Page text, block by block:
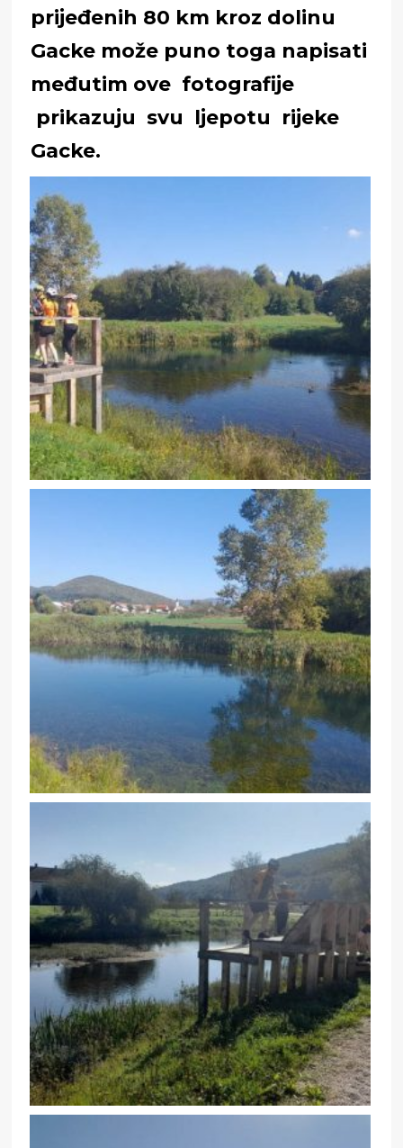
prijeđenih 80 km kroz dolinu
Gacke može puno toga napisati
međutim ove fotografije
prikazuju svu ljepotu rijeke
Gacke.